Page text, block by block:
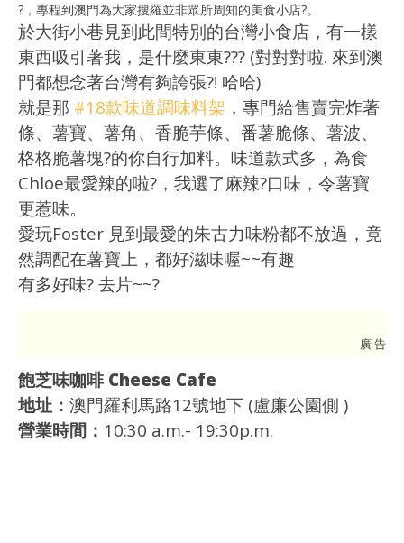
? ，專程到澳門為大家搜羅並非眾所周知的美食小店?。
於大街小巷見到此間特別的台灣小食店，有一樣
東西吸引著我，是什麼東東??? (對對對啦. 來到澳
門都想念著台灣有夠誇張?! 哈哈)
就是那 #18款味道調味料架 ，專門給售賣完炸著
條、薯寶、薯角、香脆芋條、番薯脆條、薯波、
格格脆薯塊?的你自行加料。味道款式多，為食
Chloe最愛辣的啦? ，我選了麻辣?口味，令薯寶
更惹味。
愛玩Foster 見到最愛的朱古力味粉都不放過，竟
然調配在薯寶上，都好滋味喔~~有趣
有多好味? 去片~~?
廣 告
飽芝味咖啡 Cheese Cafe
地址： 澳門羅利馬路12號地下 (盧廉公園側 )
營業時間： 10:30 a.m.- 19:30p.m.